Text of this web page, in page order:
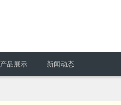
产品展示 新闻动态